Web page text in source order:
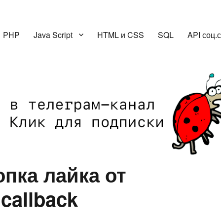
PHP Java Script HTML и CSS SQL API
лайка от